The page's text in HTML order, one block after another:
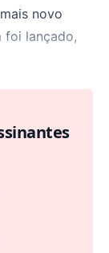
novo
foi lançado,